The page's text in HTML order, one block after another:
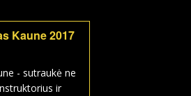
Kaune 2017
- sutraukė ne
ir